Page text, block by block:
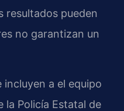
resultados pueden
no garantizan un
a el equipo
la Policía Estatal de